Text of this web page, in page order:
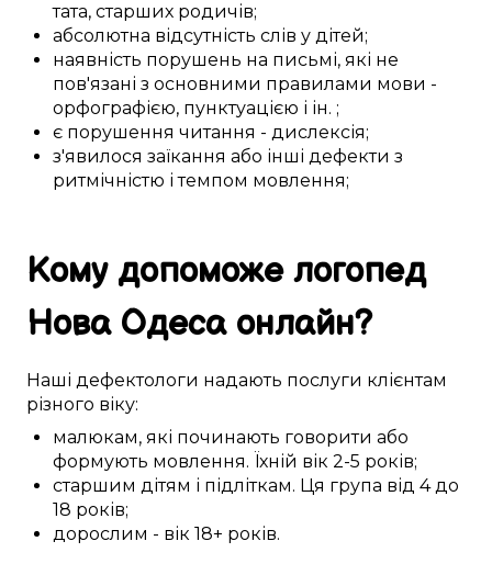
тата, старших родичів;
абсолютна відсутність слів у дітей;
наявність порушень на письмі, які не
пов'язані з основними правилами мови -
орфографією, пунктуацією і ін. ;
є порушення читання - дислексія;
з'явилося заїкання або інші дефекти з
ритмічністю ітемпом мовлення;
Кому допоможелогопед
Нова Одеса онлайн?
Наші дефектологи надають послуги клієнтам
різного віку:
малюкам, які починають говорити або
формують мовлення. Їхній вік 2-5 років;
старшим дітям і підліткам. Ця група від 4 до
18 років;
дорослим - вік 18+ років.